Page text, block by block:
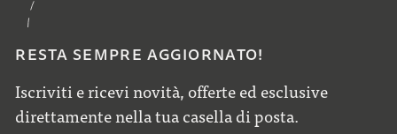
RESTA SEMPRE AGGIORNATO!
Iscriviti e ricevi novità, offerte ed esclusive
direttamente nella tua casella di posta.